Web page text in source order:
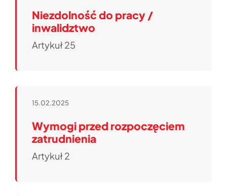
Niezdolność do pracy /
inwalidztwo
Artykuł 25
15.02.2025
Wymogi przed rozpoczęciem
zatrudnienia
Artykuł 2